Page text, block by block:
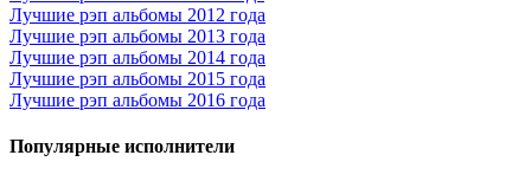
Лучшие рэп альбомы 2012 года
Лучшие рэп альбомы 2013 года
Лучшие рэп альбомы 2014 года
Лучшие рэп альбомы 2015 года
Лучшие рэп альбомы 2016 года
Популярные исполнители